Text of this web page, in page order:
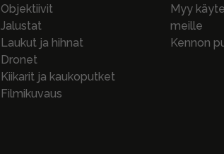
Objektiivit
Jalustat
Laukut ja hihnat
Dronet
Kiikarit ja kaukoputket
Filmikuvaus
Myy
meille
Kennon